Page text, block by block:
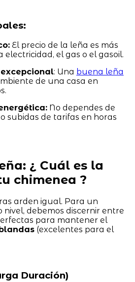
El precio de la leña es más
electricidad, el gas o el gasoil.
: Una buena leña
de una casa en
No dependes de
subidas de tarifas en horas
¿ Cuál es la
chimenea ?
arden igual. Para un
debemos discernir entre
para mantener el
(excelentes para el
Duración)